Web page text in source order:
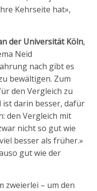
Kehrseite hat»,
der Universität Köln,
Neid
nach gibt es
bewältigen. Zum
den Vergleich zu
ist darin besser, dafür
den Vergleich mit
nicht so gut wie
besser als früher.»
gut wie der
zweierlei – um den